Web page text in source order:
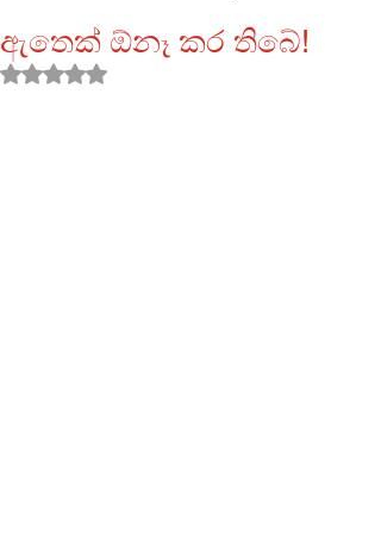
ඇතෙක් ඕනෑ කර තිබේ!
Rated NaN out of 5 stars.